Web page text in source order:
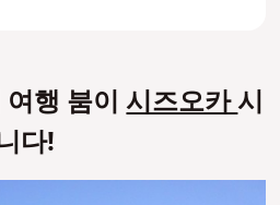
여행 붐이시즈오카시
다!